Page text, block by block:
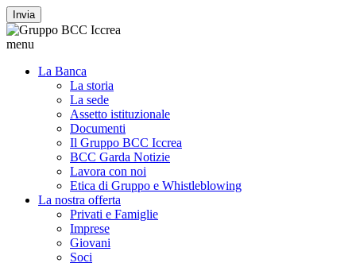
Invia
menu
La Banca
La storia
La sede
Assetto istituzionale
Documenti
Il Gruppo BCC Iccrea
BCC Garda Notizie
Lavora con noi
Etica di Gruppo e Whistleblowing
La nostra offerta
Privati e Famiglie
Imprese
Giovani
Soci